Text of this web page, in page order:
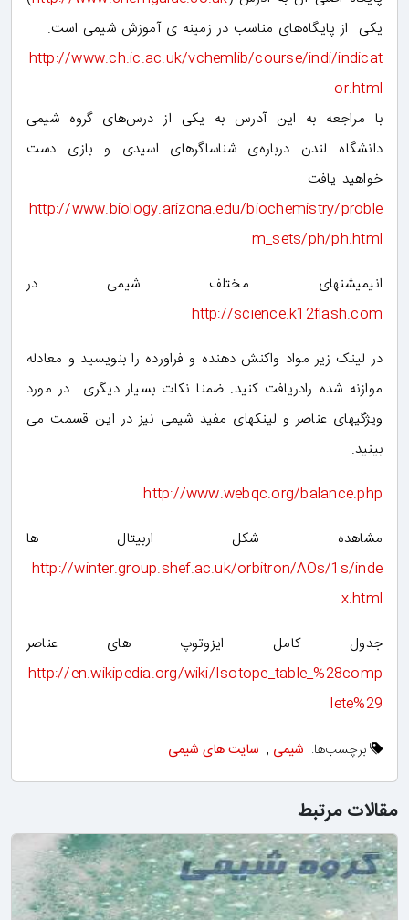
یکی از پایگاه‌های مناسب در زمینه ی آموزش شیمی است.
http://www.ch.ic.ac.uk/vchemlib/course/indi/indicat
or.html
با مراجعه به این آدرس به یکی از درس‌های گروه شیمی
دانشگاه لندن درباره‌ی شناساگرهای اسیدی و بازی دست
خواهید یافت.
http://www.biology.arizona.edu/biochemistry/proble
m_sets/ph/ph.html
انیمیشنهای مختلف شیمی در
http://science.k12flash.com
در لینک زیر مواد واکنش دهنده و فراورده را بنویسید و معادله
موازنه شده رادریافت کنید. ضمنا نکات بسیار دیگری در مورد
ویژگیهای عناصر و لینکهای مفید شیمی نیز در این قسمت می
بینید.
http://www.webqc.org/balance.php
مشاهده شکل اربیتال ها
http://winter.group.shef.ac.uk/orbitron/AOs/1s/inde
x.html
جدول کامل ایزوتوپ های عناصر
http://en.wikipedia.org/wiki/Isotope_table_%28comp
lete%29
برچسب‌ها: شیمی , سایت های شیمی
مقالات مرتبط